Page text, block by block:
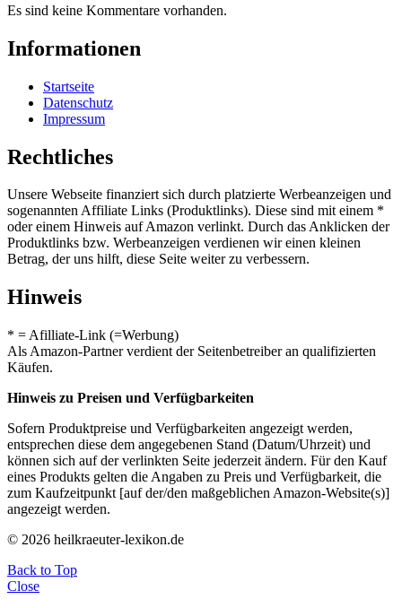
Es sind keine Kommentare vorhanden.
Informationen
Startseite
Datenschutz
Impressum
Rechtliches
Unsere Webseite finanziert sich durch platzierte Werbeanzeigen und
sogenannten Affiliate Links (Produktlinks). Diese sind mit einem *
oder einem Hinweis auf Amazon verlinkt. Durch das Anklicken der
Produktlinks bzw. Werbeanzeigen verdienen wir einen kleinen
Betrag, der uns hilft, diese Seite weiter zu verbessern.
Hinweis
* = Afilliate-Link (=Werbung)
Als Amazon-Partner verdient der Seitenbetreiber an qualifizierten
Käufen.
Hinweis zu Preisen und Verfügbarkeiten
Sofern Produktpreise und Verfügbarkeiten angezeigt werden,
entsprechen diese dem angegebenen Stand (Datum/Uhrzeit) und
können sich auf der verlinkten Seite jederzeit ändern. Für den Kauf
eines Produkts gelten die Angaben zu Preis und Verfügbarkeit, die
zum Kaufzeitpunkt [auf der/den maßgeblichen Amazon-Website(s)]
angezeigt werden.
© 2026 heilkraeuter-lexikon.de
Back to Top
Close